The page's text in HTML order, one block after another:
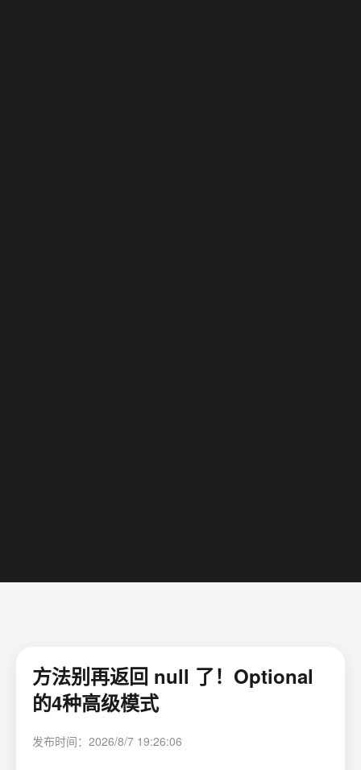
方法别再返回 null 了！Optional
的4种高级模式
发布时间：2026/8/7 19:26:06